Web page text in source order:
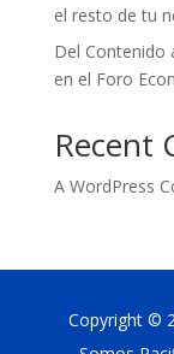
el resto de tu
Del Contenido
en el Foro
Recent
A WordPress
Copyright ©